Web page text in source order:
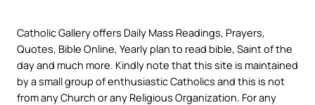
Catholic Gallery offers Daily Mass Readings, Prayers,
Quotes, Bible Online, Yearly plan to read bible, Saint of the
day and much more. Kindly note that this site is maintained
by a small group of enthusiastic Catholics and this is not
from any Church or any Religious Organization. For any